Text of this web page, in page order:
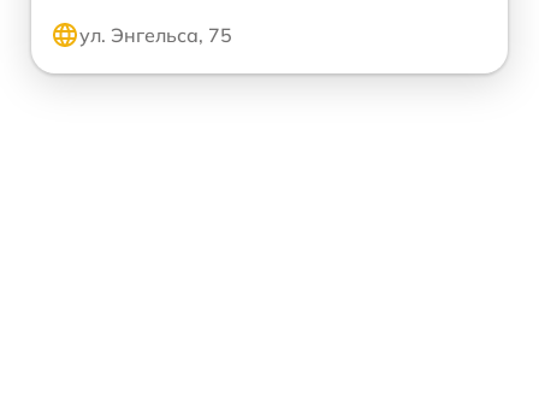
ул. Энгельса, 75